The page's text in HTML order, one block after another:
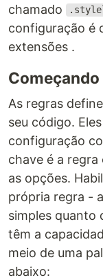
chamado
configuração é
extensões .
Começando
As regras
seu código.
configuração
chave é a
as opções.
própria regra -
simples quanto
têm a
meio de uma
abaixo: